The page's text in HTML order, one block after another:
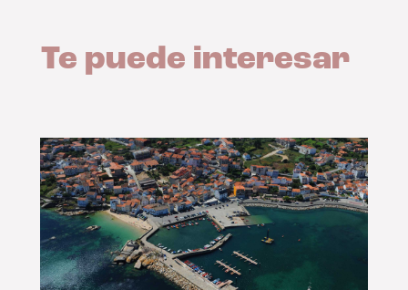
Te puede interesar